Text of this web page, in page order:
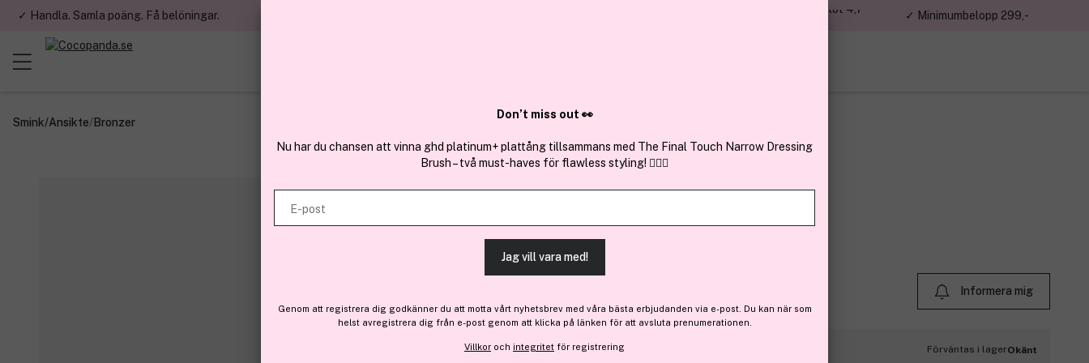
✓ Handla. Samla poäng. Få belöningar.
✓ Över 1,5 miljon kunder – Trustpilot 4,7
✓ Minimumbelopp 299,-
Smink/Ansikte/Bronzer
Bronzing Gel Sunrise 30ml
242 kr
Tillfälligt slut
Informera mig
Tillfälligt slut Förväntas i lagerOkänt
Don’t miss out 👀
Nu har du chansen att vinna ghd platinum+ plattång tillsammans med The Final Touch Narrow Dressing
Brush – två must-haves för flawless styling! 💇‍♀️✨
E-post
Jag vill vara med!
Genom att registrera dig godkänner du att motta vårt nyhetsbrev med våra bästa erbjudanden via e-post. Du kan när som
helst avregistrera dig från e-post genom att klicka på länken för att avsluta prenumerationen.
Villkor och integritet för registrering